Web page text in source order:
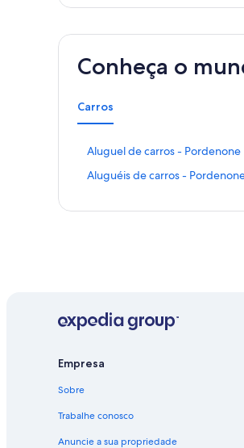
Conheça o
Carros
Aluguel de carros - Pordenone
L
n
q
s
p
i
a
Aluguéis de carros -
L
e
t
g
i
Empresa
Sobre
Trabalhe conosco
Anuncie a sua propriedade